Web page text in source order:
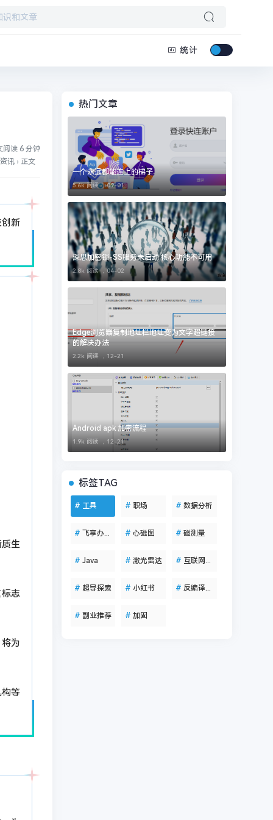
统计
阅读 6 分钟
资讯 › 正文
新
生
志
为
等
热门文章
一个永远都能连上的梯子
5.6k 阅读 ，09-01
深思加密锁-SS服务未启动 核心功能不可用
2.8k 阅读 ，04-02
Edge浏览器复制地址栏地址变为文字超链接
的解决办法
2.2k 阅读 ， 12-21
Android apk 加密流程
1.9k 阅读 ， 12-21
标签TAG
# 工具 # 职场 # 数据分析
# 飞享办公助手 # 心磁图 # 磁测量
# Java # 激光雷达 # 互联网资讯
# 超导探索 # 小红书 # 反编译工具
# 副业推荐 # 加固